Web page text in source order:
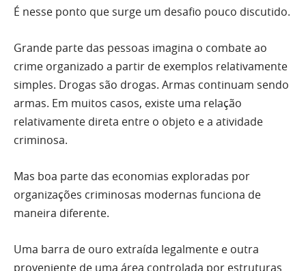
É nesse ponto que surge um desafio pouco discutido.
Grande parte das pessoas imagina o combate ao
crime organizado a partir de exemplos relativamente
simples. Drogas são drogas. Armas continuam sendo
armas. Em muitos casos, existe uma relação
relativamente direta entre o objeto e a atividade
criminosa.
Mas boa parte das economias exploradas por
organizações criminosas modernas funciona de
maneira diferente.
Uma barra de ouro extraída legalmente e outra
proveniente de uma área controlada por estruturas